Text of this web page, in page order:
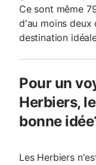
Ce sont même
d'au moins deux
destination
Pour un
Herbiers,
bonne
Les Herbiers